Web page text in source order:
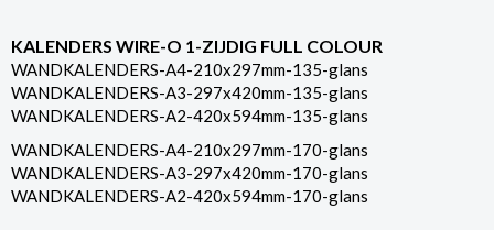
KALENDERS WIRE-O 1-ZIJDIG FULL COLOUR
WANDKALENDERS-A4-210x297mm-135-glans
WANDKALENDERS-A3-297x420mm-135-glans
WANDKALENDERS-A2-420x594mm-135-glans
WANDKALENDERS-A4-210x297mm-170-glans
WANDKALENDERS-A3-297x420mm-170-glans
WANDKALENDERS-A2-420x594mm-170-glans